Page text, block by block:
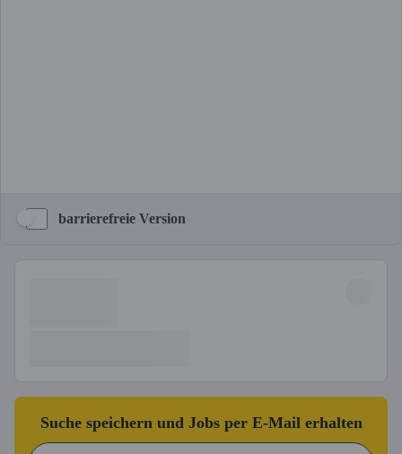
barrierefreie Version
Suche speichern und Jobs per E-Mail erhalten